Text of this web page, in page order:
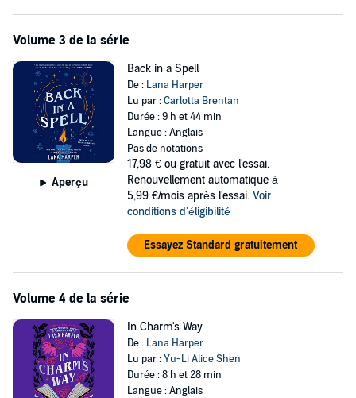
Volume 3 de la série
Aperçu
Back in a Spell
De : Lana Harper
Lu par :Carlotta Brentan
Durée : 9 h et 44 min
Langue : Anglais
Pas de notations
17,98 € ou gratuit avec l'essai.
Renouvellement automatique à
5,99 €/mois après l'essai. Voir
conditions d'éligibilité
Essayez Standard gratuitement
Volume 4 de la série
In Charm's Way
De : Lana Harper
Lu par :Yu-Li Alice Shen
Durée : 8 h et 28 min
Langue : Anglais